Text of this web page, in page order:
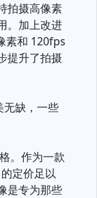
拍摄高像素
。加上改进
素和 120fps
提升了拍摄
无缺，一些
。作为一款
定价足以
是专为那些